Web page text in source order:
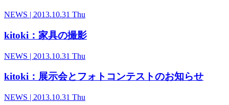
NEWS | 2013.10.31 Thu
kitoki：家具の撮影
NEWS | 2013.10.31 Thu
kitoki：展示会とフォトコンテストのお知らせ
NEWS | 2013.10.31 Thu